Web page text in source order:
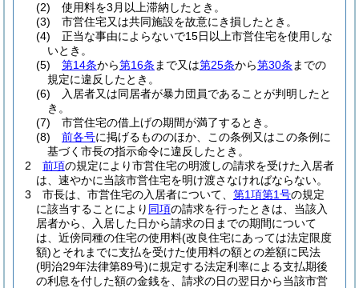
(2)
使用料を3月以上滞納したとき。
(3)
市営住宅又は共同施設を故意にき損したとき。
(4)
正当な事由によらないで15日以上市営住宅を使用しな
いとき。
(5)
第14条から第16条 まで又は第25条から第30条 までの
規定に違反したとき。
(6)
入居者又は同居者が暴力団員であることが判明したと
き。
(7)
市営住宅の借上げの期間が満了するとき。
(8)
前各号に掲げるもののほか、この条例又はこの条例に
基づく市長の指示命令に違反したとき。
2
前項の規定により市営住宅の明渡しの請求を受けた入居者
は、速やかに当該市営住宅を明け渡さなければならない。
3
市長は、市営住宅の入居者について、 第1項第1号の規定
に該当することにより 同項の請求を行ったときは、当該入
居者から、入居した日から請求の日までの期間について
は、近傍同種の住宅の使用料(改良住宅にあっては法定限度
額)とそれまでに支払を受けた使用料の額との差額に民法
(明治29年法律第89号)に規定する法定利率による支払期後
の利息を付した額の金銭を、請求の日の翌日から当該市営